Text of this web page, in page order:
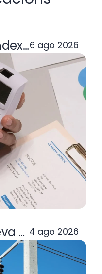
quina
6 ago 2026
4 ago 2026